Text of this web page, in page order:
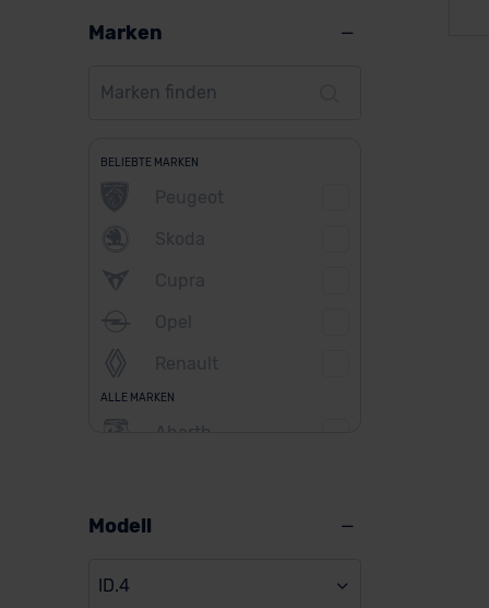
Marken
BELIEBTE MARKEN
Peugeot
Skoda
Cupra
Opel
Renault
ALLE MARKEN
Abarth
Modell
ID.4